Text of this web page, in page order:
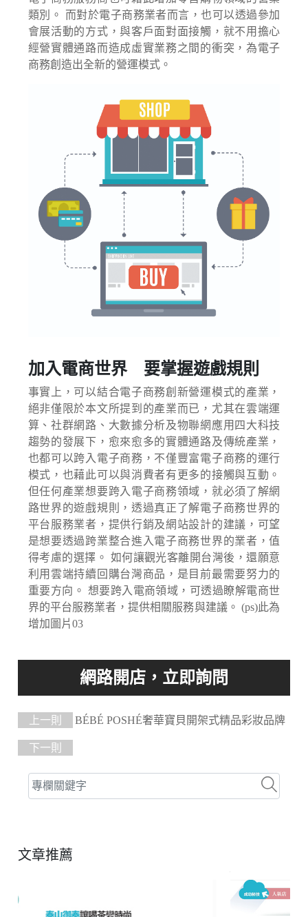
文章推薦
類別。 而對於電子商務業者而言，也可以透過參加
會展活動的方式，與客戶面對面接觸，就不用擔心
經營實體通路而造成虛實業務之間的衝突，為電子
商務創造出全新的營運模式。
加入電商世界 要掌握遊戲規則
事實上，可以結合電子商務創新營運模式的產業，
絕非僅限於本文所提到的產業而已，尤其在雲端運
算、社群網路、大數據分析及物聯網應用四大科技
趨勢的發展下，愈來愈多的實體通路及傳統產業，
也都可以跨入電子商務，不僅豐富電子商務的運行
模式，也藉此可以與消費者有更多的接觸與互動。
但任何產業想要跨入電子商務領域，就必須了解網
路世界的遊戲規則，透過真正了解電子商務世界的
平台服務業者，提供行銷及網站設計的建議，可望
是想要透過跨業整合進入電子商務世界的業者，值
得考慮的選擇。 如何讓觀光客離開台灣後，還願意
利用雲端持續回購台灣商品，是目前最需要努力的
重要方向。 想要跨入電商領域，可透過瞭解電商世
界的平台服務業者，提供相關服務與建議。 (ps)此為
增加圖片03
上一則 BÉBÉ POSHÉ奢華寶貝開架式精品彩妝品牌
下一則